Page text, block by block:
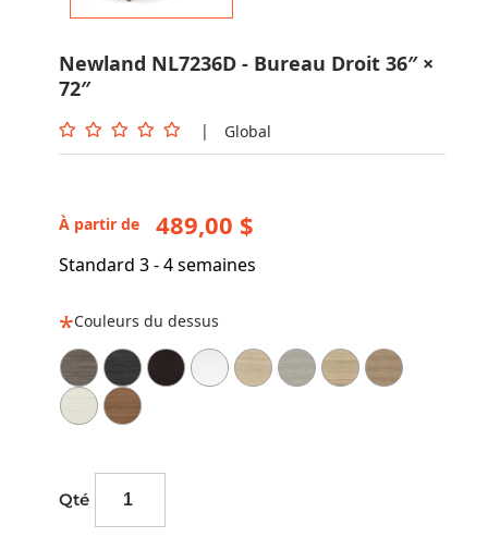
Newland NL7236D - Bureau Droit 36″ ×
72″
| Global
À partir de 489,00 $
Standard 3 - 4 semaines
Couleurs du dessus
Qté